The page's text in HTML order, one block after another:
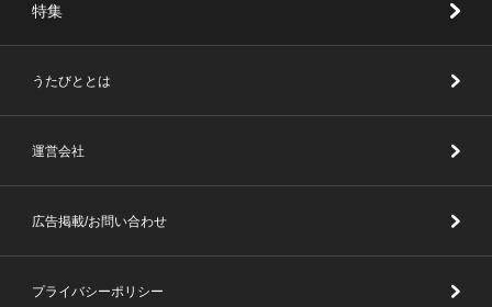
特集
うたびととは
運営会社
広告掲載/お問い合わせ
プライバシーポリシー